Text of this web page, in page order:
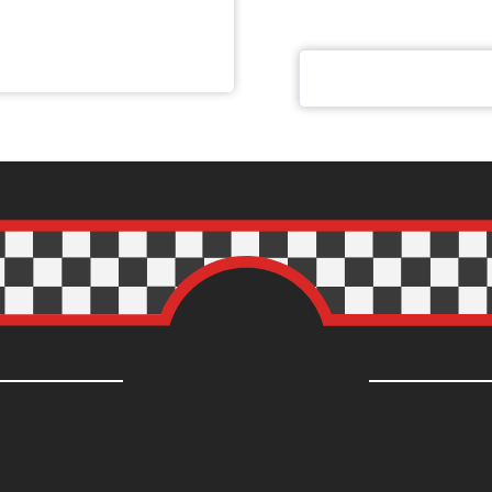
för att anpassa innehållet och annonserna till användarna,
Inställningar Statistik